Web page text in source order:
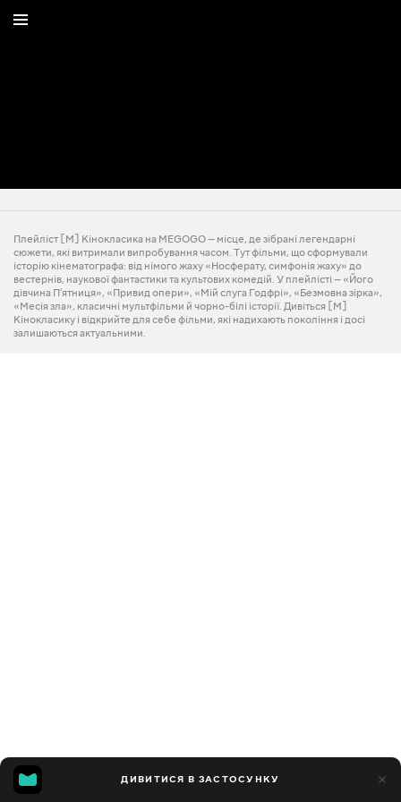
ДИВИТИСЯ В ЗАСТОСУНКУ
Плейліст [M] Кінокласика на MEGOGO — місце, де зібрані легендарні
сюжети, які витримали випробування часом. Тут фільми, що сформували
історію кінематографа: від німого жаху «Носферату, симфонія жаху» до
вестернів, наукової фантастики та культових комедій. У плейлісті — «Його
дівчина П’ятниця», «Привид опери», «Мій слуга Годфрі», «Безмовна зірка»,
«Месія зла», класичні мультфільми й чорно-білі історії. Дивіться [M]
Кінокласику і відкрийте для себе фільми, які надихають покоління і досі
залишаються актуальними.